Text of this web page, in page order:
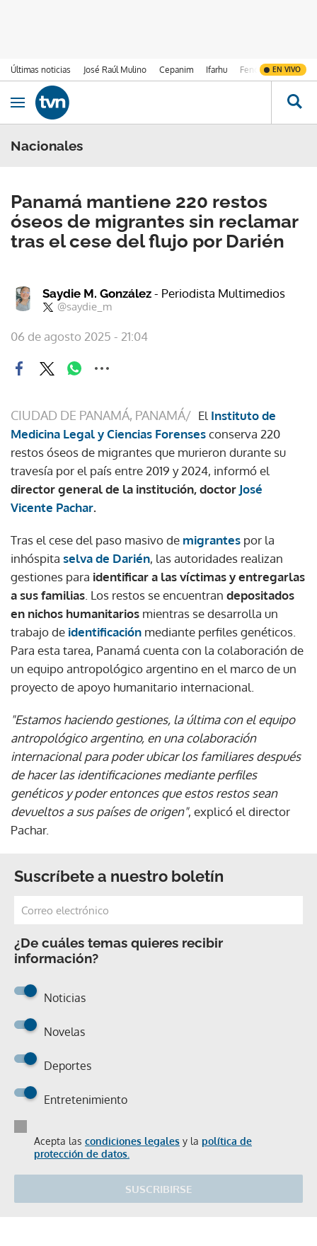
Últimas noticias José Raúl Mulino Cepanim Ifarhu Fenómeno de El
EN VIVO
Ir al contenido
Obrir navegació
Nacionales
Panamá mantiene 220 restos
óseos de migrantes sin reclamar
tras el cese del flujo por Darién
Saydie M. González - Periodista Multimedios
@saydie_m
06 de agosto 2025 - 21:04
CIUDAD DE PANAMÁ, PANAMÁ/ El Instituto de
Medicina Legal y Ciencias Forensesconserva 220
restos óseos de migrantes que murieron durante su
travesía por el país entre 2019 y 2024, informó el
director general de la institución, doctor José
Vicente Pachar.
Tras el cese del paso masivo de migrantes por la
inhóspita selva de Darién, las autoridades realizan
gestiones para identificar a las víctimas y entregarlas
a sus familias . Los restos se encuentran depositados
en nichos humanitarios mientras se desarrolla un
trabajo de identificación mediante perfiles genéticos.
Para esta tarea, Panamá cuenta con la colaboración de
un equipo antropológico argentino en el marco de un
proyecto de apoyo humanitario internacional.
"Estamos haciendo gestiones, la última con el equipo
antropológico argentino, en una colaboración
internacional para poder ubicar los familiares después
de hacer las identificaciones mediante perfiles
genéticos y poder entonces que estos restos sean
devueltos a sus países de origen", explicó el director
Pachar.
Suscríbete a nuestro boletín
¿De cuáles temas quieres recibir
información?
Noticias
Novelas
Deportes
Entretenimiento
Acepta las condiciones legales y la política de
protección de datos.
SUSCRIBIRSE